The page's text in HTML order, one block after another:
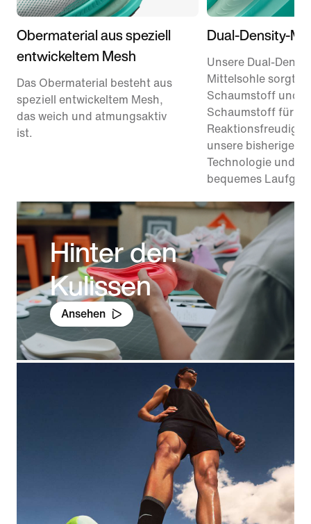
Obermaterial aus speziell
entwickeltem Mesh
Das Obermaterial besteht aus
speziell entwickeltem Mesh,
das weich und atmungsaktiv
ist.
Dual-Density-
Unsere Dual-
Mittelsohle sorgt
Schaumstoff und
Schaumstoff für
unsere bisherige
Technologie und
bequemes
Hinter den
Kulissen
Ansehen